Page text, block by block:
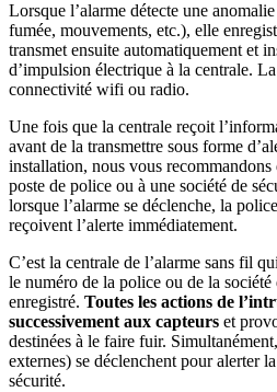
Lorsque l’alarme détecte une
fumée, mouvements, etc.), elle
transmet ensuite automatiquement et
d’impulsion électrique à la centrale.
connectivité wifi ou radio.
Une fois que la centrale reçoit
avant de la transmettre sous forme
installation, nous vous
poste de police ou à une société de
lorsque l’alarme se déclenche, la
reçoivent l’alerte immédiatement.
C’est la centrale de l’alarme sans fil
le numéro de la police ou de la
enregistré. Toutes les actions de
successivement aux capteurs et
destinées à le faire fuir.
externes) se déclenchent pour alerter
sécurité.